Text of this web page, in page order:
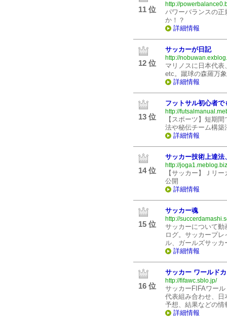
11 位
http://
パワーバランスの正
か！？
詳細情報
12 位
サッカーが日記
http://
マリノスに日本代
etc。蹴球の森羅万
詳細情報
13 位
フットサル初心者
http://
【スポーツ】短期
法や秘伝チーム構築
詳細情報
14 位
サッカー技術上達法
http://
【サッカー】Ｊリ
公開
詳細情報
15 位
サッカー魂
http://
サッカーについて動
ログ。サッカープ
ル、ガールズサッカ
詳細情報
16 位
サッカー ワールド
http://fifawc.sblo.jp/
サッカーFIFAワー
代表組み合わせ、日
予想、結果などの情
詳細情報